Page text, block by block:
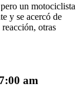
un motociclista
y se acercó de
otras
am